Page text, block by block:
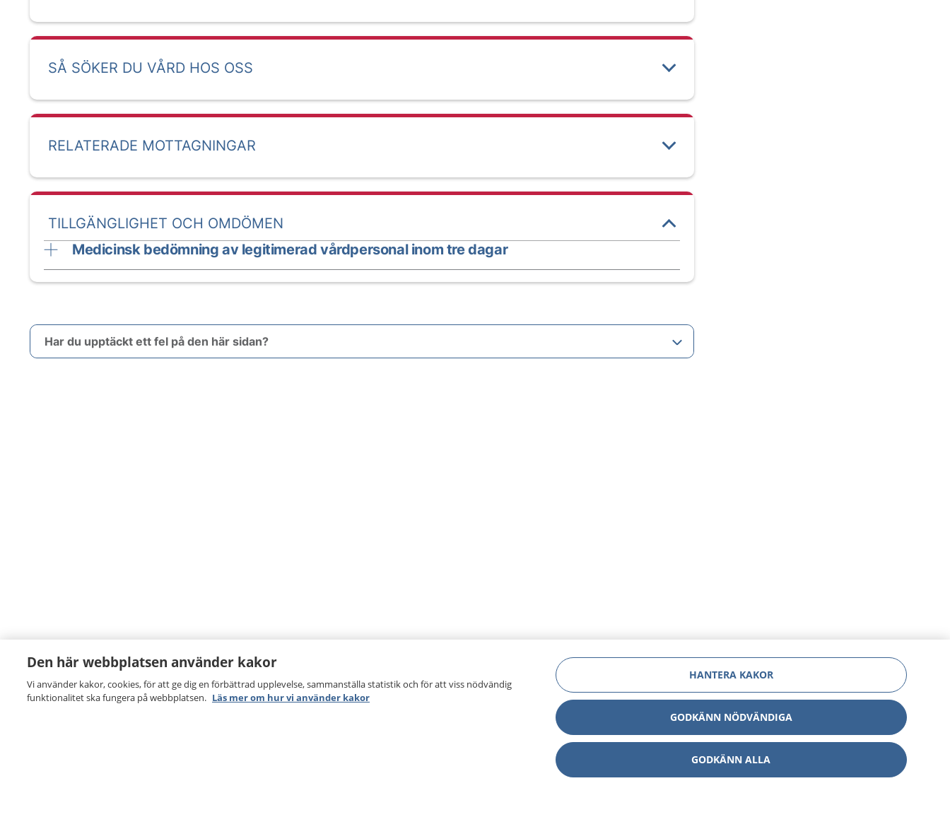
SÅ SÖKER DU VÅRD HOS OSS
RELATERADE MOTTAGNINGAR
TILLGÄNGLIGHET OCH OMDÖMEN
Medicinsk bedömning av legitimerad vårdpersonal inom tre dagar
Har du upptäckt ett fel på den här sidan?
Den här webbplatsen använder kakor
Vi använder kakor, cookies, för att ge dig en förbättrad upplevelse, sammanställa statistik och för att viss nödvändig
funktionalitet ska fungera på webbplatsen. Läs mer om hur vi använder kakor
HANTERA KAKOR
GODKÄNN NÖDVÄNDIGA
GODKÄNN ALLA